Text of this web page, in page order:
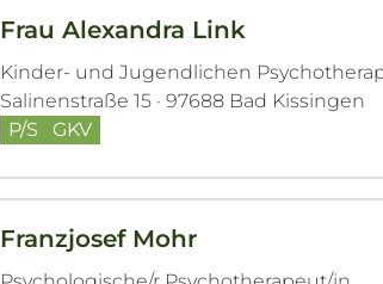
Frau Alexandra Link
Kinder- und Jugendlichen
Salinenstraße 15 · 97688 Bad Kissingen
P/S
GKV
Franzjosef Mohr